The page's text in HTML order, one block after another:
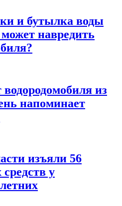
и бутылка воды
навредить
из
напоминает
изъяли 56
у